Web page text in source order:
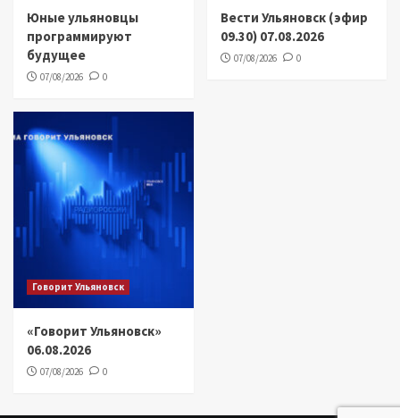
Юные ульяновцы
программируют
будущее
07/08/2026 0
Вести Ульяновск (эфир
09.30) 07.08.2026
07/08/2026 0
Говорит Ульяновск
«Говорит Ульяновск»
06.08.2026
07/08/2026 0